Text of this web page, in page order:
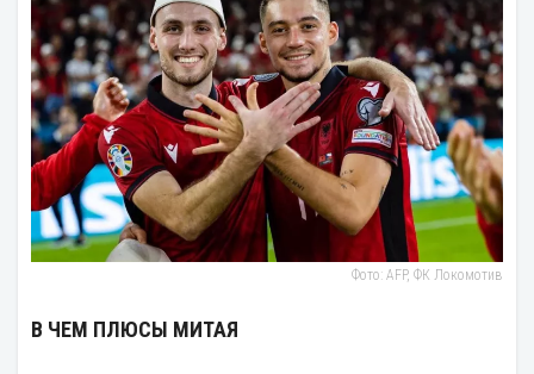
Фото: AFP, ФК Локомотив
В ЧЕМ ПЛЮСЫ МИТАЯ